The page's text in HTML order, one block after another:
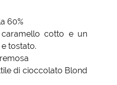
60%
cotto e un
tostato.
di cioccolato Blond